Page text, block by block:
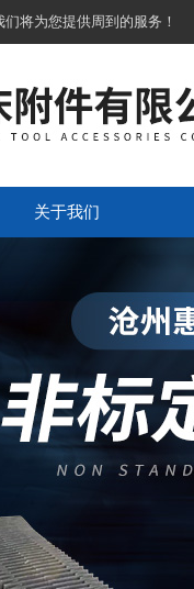
将为您提供周到的服务！
关于我们